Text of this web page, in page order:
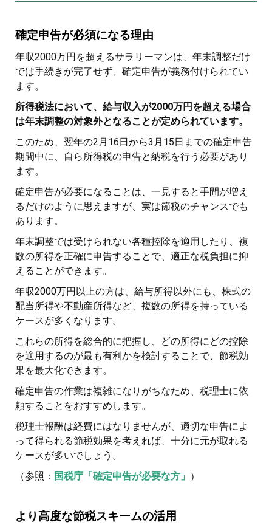
確定申告が必須になる理由
年収2000万円を超えるサラリーマンは、年末調整だけ
では手続きが完了せず、確定申告が義務付けられてい
ます。
所得税法において、給与収入が2000万円を超える場合
は年末調整の対象外となることが定められています。
このため、翌年の2月16日から3月15日までの確定申告
期間中に、自ら所得税の申告と納税を行う必要があり
ます。
確定申告が必要になることは、一見すると手間が増え
るだけのように思えますが、実は節税のチャンスでも
あります。
年末調整では受けられない各種控除を適用したり、複
数の所得を正確に申告することで、適正な税負担に抑
えることができます。
年収2000万円以上の方は、給与所得以外にも、株式の
配当所得や不動産所得など、複数の所得を持っている
ケースが多くなります。
これらの所得を総合的に把握し、どの所得にどの控除
を適用するのが最も有利かを検討することで、節税効
果を最大化できます。
確定申告の作業は複雑になりがちなため、税理士に依
頼することをおすすめします。
税理士報酬は経費にはなりませんが、適切な申告によ
って得られる節税効果を考えれば、十分に元が取れる
ケースが多いでしょう。
（参照： 国税庁「確定申告が必要な方」 ）
より高度な節税スキームの活用